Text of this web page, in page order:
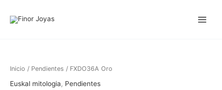
Inicio / Pendientes / FXDO36A Oro
Euskal mitologia, Pendientes